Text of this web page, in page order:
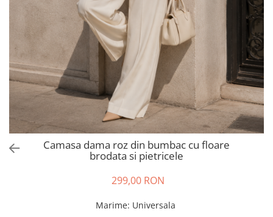
Tricouri si topuri
Rochii de eveniment
Camasa dama roz din bumbac cu floare
brodata si pietricele
299,00 RON
Marime: Universala